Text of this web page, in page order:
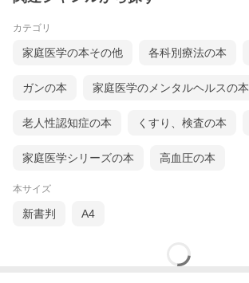
カテゴリ
家庭医学の本その他 各科別療法の本
ガンの本 家庭医学のメンタルヘルスの本
老人性認知症の本 くすり、検査の本
家庭医学シリーズの本 高血圧の本
本サイズ
新書判 A4